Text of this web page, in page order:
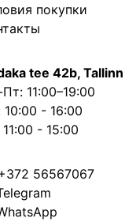
покупки
tee 42b, Tallinn
11:00–19:00
10:00 - 16:00
11:00 - 15:00
56567067